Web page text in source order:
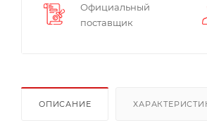
Официальный
поставщик
ОПИСАНИЕ